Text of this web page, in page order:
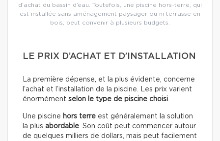
d’achat du bassin d’eau. Toutefois, une piscine hors-terre, qui
est installée sans aménagement paysager ou ni terrasse en
bois, peut convenir à plusieurs budgets.
LE PRIX D’ACHAT ET D’INSTALLATION
La première dépense, et la plus évidente, concerne
l’achat et l’installation de la piscine. Les prix varient
énormément selon le type de piscine choisi.
Une piscine hors terre est généralement la solution
la plus abordable. Son coût peut commencer autour
de quelques milliers de dollars, mais peut facilement